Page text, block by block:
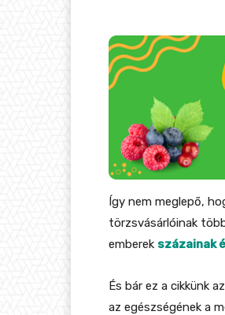
Így nem meglepő,
törzsvásárlóinak
emberek százainak
És bár ez a cikkünk
az egészségének a